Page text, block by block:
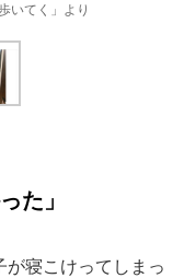
いてく」より
た」
寝こけってしまっ